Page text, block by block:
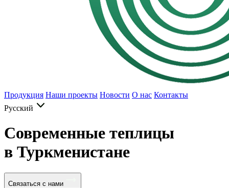
Продукция Наши проекты Новости О нас Контакты
Русский
Современные теплицы
в Туркменистане
Связаться с нами